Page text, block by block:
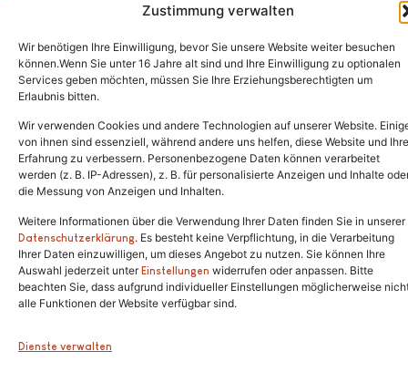
Zustimmung verwalten
Wir benötigen Ihre Einwilligung, bevor Sie unsere Website weiter besuchen
können.Wenn Sie unter 16 Jahre alt sind und Ihre Einwilligung zu optionalen
Services geben möchten, müssen Sie Ihre Erziehungsberechtigten um
Erlaubnis bitten.
Wir verwenden Cookies und andere Technologien auf unserer Website.
von ihnen sind essenziell, während andere uns helfen, diese Website und Ihre
Erfahrung zu verbessern. Personenbezogene Daten können verarbeitet
werden (z. B. IP-Adressen), z. B. für personalisierte Anzeigen und Inhalte
die Messung von Anzeigen und Inhalten.
Weitere Informationen über die Verwendung Ihrer Daten finden Sie in unserer
Datenschutzerklärung. Es besteht keine Verpflichtung, in die Verarbeitung
Ihrer Daten einzuwilligen, um dieses Angebot zu nutzen. Sie können Ihre
Auswahl jederzeit unterEinstellungen widerrufen oder anpassen. Bitte
beachten Sie, dass aufgrund individueller Einstellungen möglicherweise
alle Funktionen der Website verfügbar sind.
Dienste verwalten
Copyright © 2024. Alle Rechte vorbehalten.
Tel.:(02646) 915928
info@katzenschutzfreunde.de
Im Brandenfeld 22
53426 Schalkenbach